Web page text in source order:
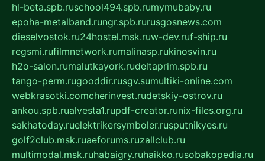
hl-beta.spb.ruschool494.spb.rumymubaby.ru
epoha-metalband.rungr.spb.rurusgosnews.com
dieselvostok.ru24hostel.msk.ruw-dev.ruf-ship.ru
regsmi.rufilmnetwork.rumalinasp.rukinosvin.ru
h2o-salon.rumalutkayork.rudeltaprim.spb.ru
tango-perm.rugooddir.rusgv.sumultiki-online.com
webkrasotki.comcherinvest.rudetskiy-ostrov.ru
ankou.spb.rualvesta1.rupdf-creator.runix-files.org.ru
sakhatoday.ruelektrikersymboler.rusputnikyes.ru
golf2club.msk.ruaeforums.ruzallclub.ru
multimodal.msk.ruhabaigry.ruhaikko.rusobakopedia.ru